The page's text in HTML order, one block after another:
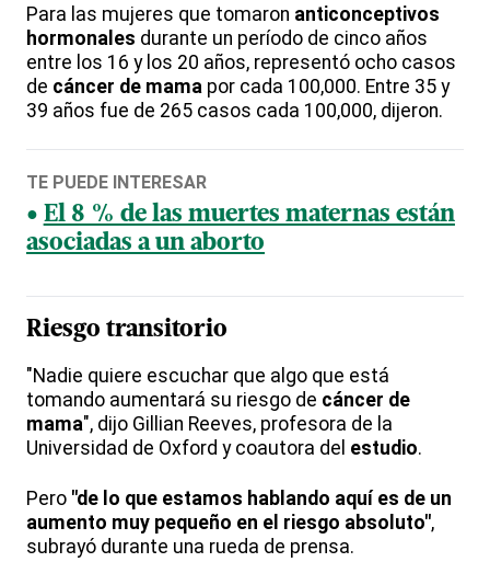
Para las mujeres que tomaron anticonceptivos
hormonales durante un período de cinco años
entre los 16 y los 20 años, representó ocho casos
de cáncer de mama por cada 100,000. Entre 35 y
39 años fue de 265 casos cada 100,000, dijeron.
TE PUEDE INTERESAR
El 8 % de las muertes maternas están
asociadas a un aborto
Riesgo transitorio
"Nadie quiere escuchar que algo que está
tomando aumentará su riesgo de cáncer de
mama", dijo Gillian Reeves, profesora de la
Universidad de Oxford y coautora del estudio.
Pero "de lo que estamos hablando aquí es de un
aumento muy pequeño en el riesgo absoluto",
subrayó durante una rueda de prensa.